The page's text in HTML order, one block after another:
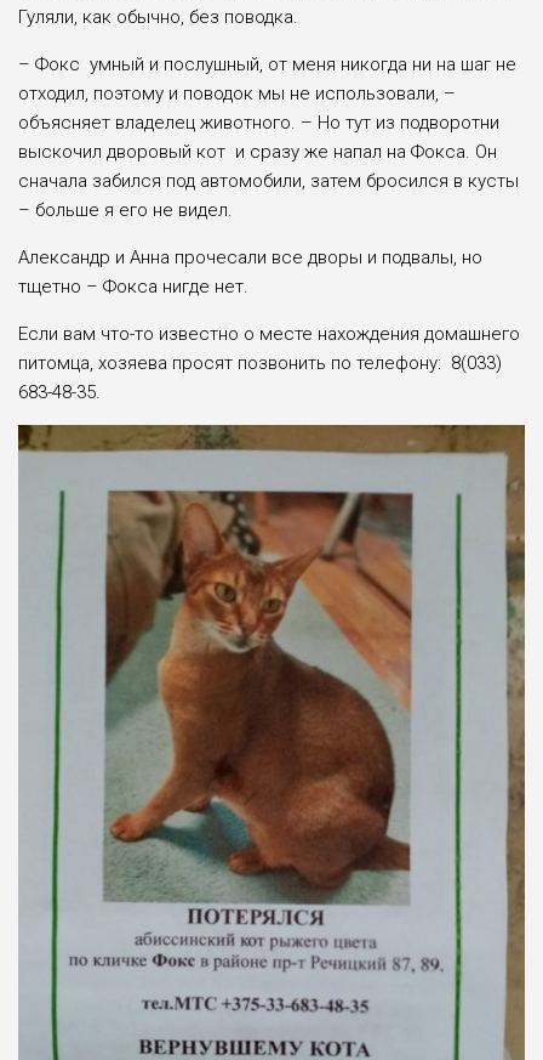
Гуляли, как обычно, без поводка.
– Фокс умный и послушный, от меня никогда ни на шаг не
отходил, поэтому и поводок мы не использовали, –
объясняет владелец животного. – Но тут из подворотни
выскочил дворовый кот и сразу же напал на Фокса. Он
сначала забился под автомобили, затем бросился в кусты
– больше я его не видел.
Александр и Анна прочесали все дворы и подвалы, но
тщетно – Фокса нигде нет.
Если вам что-то известно о месте нахождения домашнего
питомца, хозяева просят позвонить по телефону: 8(033)
683-48-35.